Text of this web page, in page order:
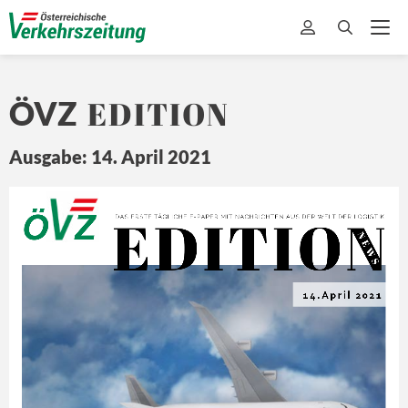
ÖVZ EDITION
Ausgabe: 14. April 2021
Z
Ö EDITION
DAS ERSTE TÄ GLICHE E- PAPER MIT NA CHRICHTEN A US DER WELT DER LOGISTIK
N E
W S
14.April 2021